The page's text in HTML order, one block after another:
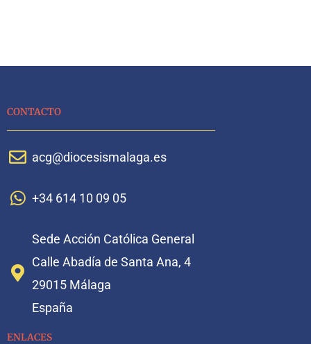
CONTACTO
acg@diocesismalaga.es
+34 614 10 09 05
Sede Acción Católica General
Calle Abadía de Santa Ana, 4
29015 Málaga
España
ENLACES